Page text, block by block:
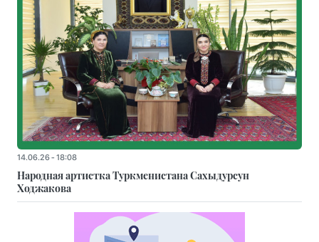
14.06.26 - 18:08
Народная артистка Туркменистана Сахыдурсун
Ходжакова